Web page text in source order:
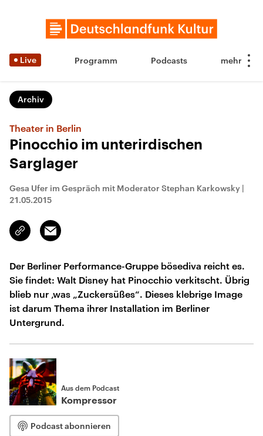
Live Programm Podcasts
Archiv
Theater in Berlin
Pinocchio im unterirdischen
Sarglager
Gesa Ufer im Gespräch mit Moderator Stephan Karkowsky |
21.05.2015
Link
kopieren/teilen
Email
Der Berliner Performance-Gruppe bösediva reicht es.
Sie findet: Walt Disney hat Pinocchio verkitscht. Übrig
blieb nur ‚was „Zuckersüßes“. Dieses klebrige Image
ist darum Thema ihrer Installation im Berliner
Untergrund.
Aus dem Podcast
Kompressor
Podcast abonnieren